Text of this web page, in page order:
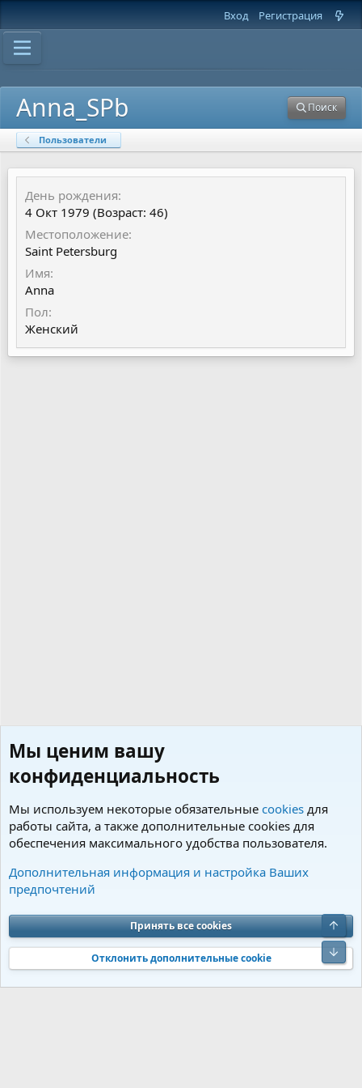
Вход Регистрация
Anna_SPb Поиск
Пользователи
День рождения
4 Окт 1979 (Возраст: 46)
Местоположение
Saint Petersburg
Имя
Anna
Пол
Женский
Пользователи
Cookies Charm by DCom
Обратная связь
Условия и правила
Политика конфиденциальности
Помощь
S
S
Community platform by XenForo® © 2010-2026 XenForo Ltd. Перевод от
Jumuro®|Media embeds via s9e/MediaSites
Мы ценим вашу
конфиденциальность
Мы используем некоторые обязательные cookies для
работы сайта, а также дополнительные cookies для
обеспечения максимального удобства пользователя.
Дополнительная информация и настройка Ваших
предпочтений
Принять все cookies
Отклонить дополнительные cookie
Верх
Низ